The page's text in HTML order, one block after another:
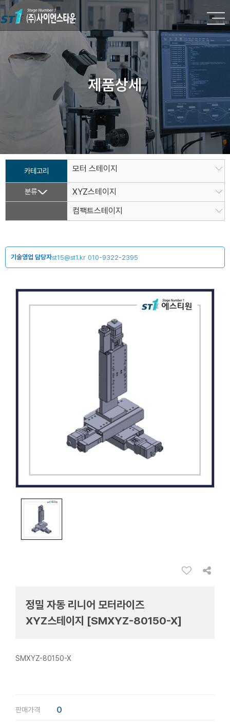
제품상세
카테고리 모터 스테이지
분류
XYZ스테이지
컴팩트스테이지
기술영업 담당자st15@st1.kr 010-9322-2395
정밀 자동 리니어 모터라이즈
XYZ스테이지 [SMXYZ-80150-X]
SMXYZ-80150-X
판매가격 0